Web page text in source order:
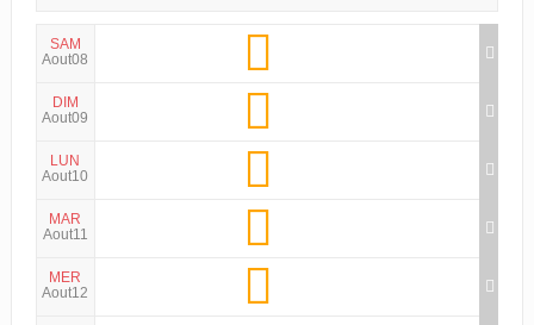
SAM
Aout08
DIM
Aout09
LUN
Aout10
MAR
Aout11
MER
Aout12